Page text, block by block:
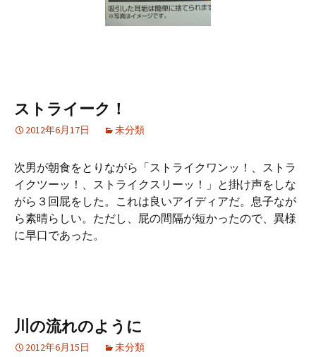
ストライーク！
2012年6月17日 未分類
次男が朝食をとりながら「ストライクワンッ！、ストラ
イクツーッ！、ストライクスリーッ！」と掛け声をしな
がら３回屁をした。これは良いアイディアだ。息子なが
ら素晴らしい。ただし、屁の間隔が短かったので、異様
に早口であった。
川の流れのように
2012年6月15日 未分類